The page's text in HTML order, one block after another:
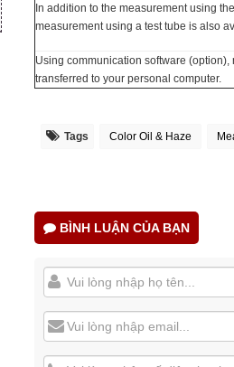
In addition to the measurement using
measurement using a test tube is also
Using communication software (option),
transferred to your personal computer.
Tags Color Oil & Haze
BÌNH LUẬN CỦA BẠN